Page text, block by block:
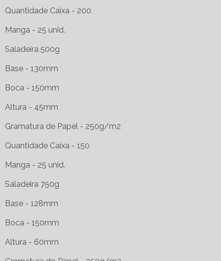
Quantidade Caixa - 200
Manga - 25 unid.
Saladeira 500g
Base - 130mm
Boca - 150mm
Altura - 45mm
Gramatura de Papel - 250g/m2
Quantidade Caixa - 150
Manga - 25 unid.
Saladeira 750g
Base - 128mm
Boca - 150mm
Altura - 60mm